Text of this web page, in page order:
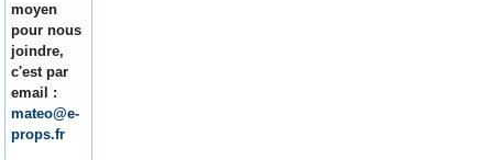
moyen
pour nous
joindre,
c'est par
email :
mateo@e-
props.fr